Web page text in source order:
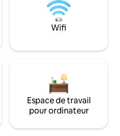
Wifi
Espace de travail
pour ordinateur